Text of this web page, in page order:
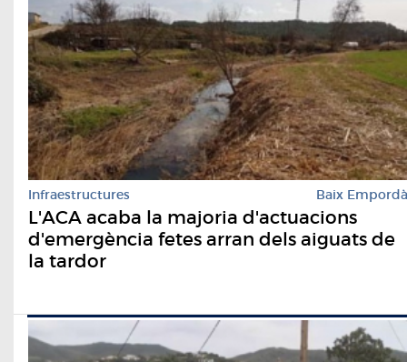
Infraestructures Baix Empordà
L'ACA acaba la majoria d'actuacions
d'emergència fetes arran dels aiguats de
la tardor